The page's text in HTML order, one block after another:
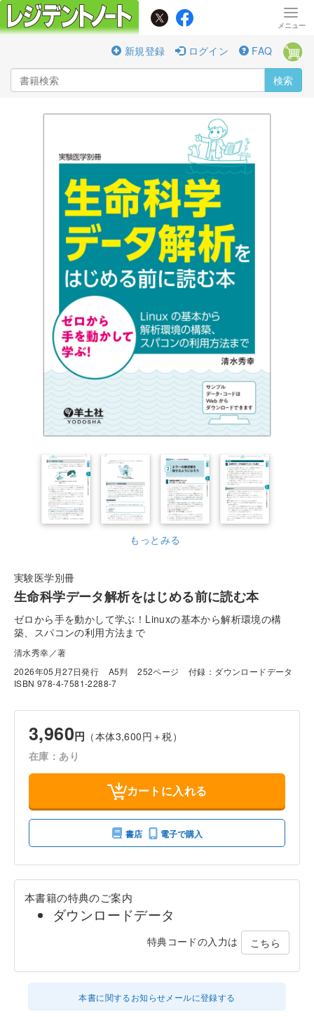
新規登録 ログイン FAQ
検索
もっとみる
実験医学別冊
生命科学データ解析をはじめる前に読む本
ゼロから手を動かして学ぶ！Linuxの基本から解析環境の構
築、スパコンの利用方法まで
清水秀幸／著
2026年05月27日発行
A5判 252ページ
付録：ダウンロードデータ
ISBN 978-4-7581-2288-7
3,960円 （本体3,600円＋税）
在庫：あり
カートに入れる
書店 電子で購入
本書籍の特典のご案内
ダウンロードデータ
特典コードの入力は こちら
本書に関するお知らせメールに登録する